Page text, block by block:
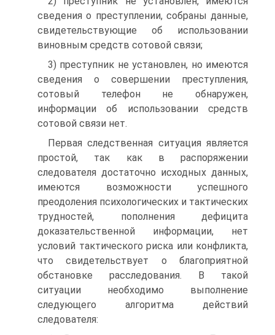
сведения о преступлении, собраны данные,
свидетельствующие об использовании
виновным средств сотовой связи;
3) преступник не установлен, но имеются
сведения о совершении преступления,
сотовый телефон не обнаружен,
информации об использовании средств
сотовой связи нет.
Первая следственная ситуация является
простой, так как в распоряжении
следователя достаточно исходных данных,
имеются возможности успешного
преодоления психологических и тактических
трудностей, пополнения дефицита
доказательственной информации, нет
условий тактического риска или конфликта,
что свидетельствует о благоприятной
обстановке расследования. В такой
ситуации необходимо выполнение
следующего алгоритма действий
следователя: